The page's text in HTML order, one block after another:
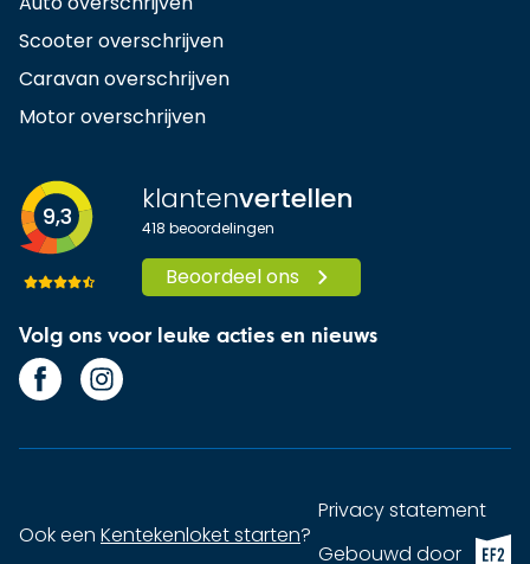
Scooter overschrijven
Caravan overschrijven
Motor overschrijven
9,3 klantenvertellen
418 beoordelingen
Beoordeel ons
Volg ons voor leuke acties en nieuws
Ook een Kentekenloket starten?
Privacy statement
Gebouwd doorEF2